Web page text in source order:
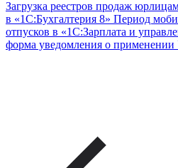
Загрузка реестров продаж
в «1С:Бухгалтерия 8» Период
отпусков в «1С:Зарплата и
форма уведомления о